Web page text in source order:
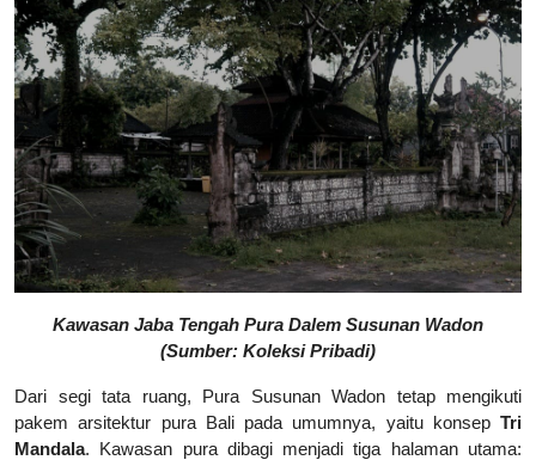
Kawasan Jaba Tengah Pura Dalem Susunan Wadon
(Sumber: Koleksi Pribadi)
Dari segi tata ruang, Pura Susunan Wadon tetap mengikuti
pakem arsitektur pura Bali pada umumnya, yaitu konsep Tri
Mandala. Kawasan pura dibagi menjadi tiga halaman utama: